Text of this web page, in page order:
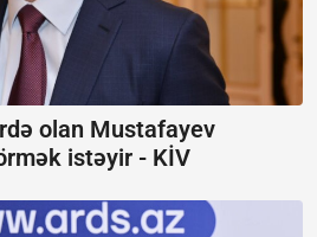
olan Mustafayev
istəyir - KİV